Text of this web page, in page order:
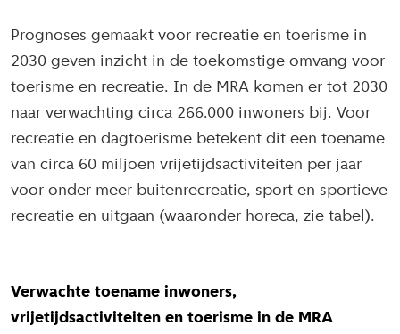
Prognoses gemaakt voor recreatie en toerisme in
2030 geven inzicht in de toekomstige omvang voor
toerisme en recreatie. In de MRA komen er tot 2030
naar verwachting circa 266.000 inwoners bij. Voor
recreatie en dagtoerisme betekent dit een toename
van circa 60 miljoen vrijetijdsactiviteiten per jaar
voor onder meer buitenrecreatie, sport en sportieve
recreatie en uitgaan (waaronder horeca, zie tabel).
Verwachte toename inwoners,
vrijetijdsactiviteiten en toerisme in de MRA